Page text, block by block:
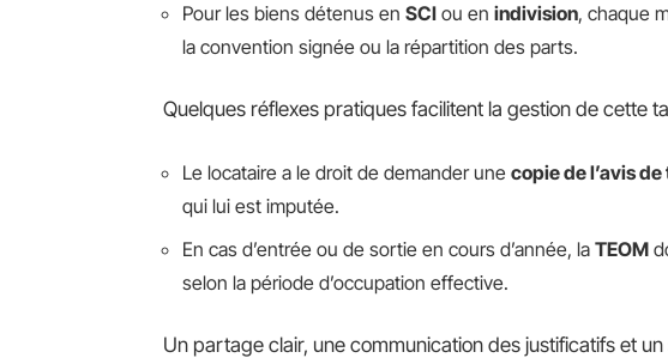
Pour les biens détenus en SCI ou en indivision, chaque
la convention signée ou la répartition des parts.
Quelques réflexes pratiques facilitent la gestion de cette
Le locataire a le droit de demander une copie de l’avis
qui lui est imputée.
En cas d’entrée ou de sortie en cours d’année, la TEOM
selon la période d’occupation effective.
Un partage clair, une communication des justificatifs et